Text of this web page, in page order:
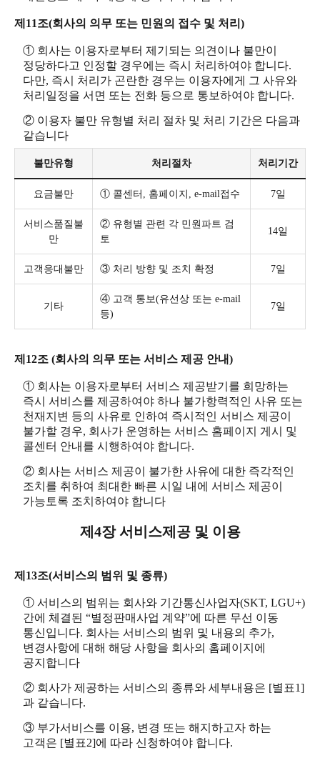
제11조(회사의 의무 또는 민원의 접수 및 처리)
① 회사는 이용자로부터 제기되는 의견이나 불만이
정당하다고 인정할 경우에는 즉시 처리하여야 합니다.
다만, 즉시 처리가 곤란한 경우는 이용자에게 그 사유와
처리일정을 서면 또는 전화 등으로 통보하여야 합니다.
② 이용자 불만 유형별 처리 절차 및 처리 기간은 다음과
같습니다
불만유형 처리절차 처리기간
요금불만 ① 콜센터, 홈페이지, e-mail접수 7일
서비스품질불
만
② 유형별 관련 각 민원파트 검
토
14일
고객응대불만 ③ 처리 방향 및 조치 확정 7일
기타
④ 고객 통보(유선상 또는 e-mail
등)
7일
제12조 (회사의 의무 또는 서비스 제공 안내)
① 회사는 이용자로부터 서비스 제공받기를 희망하는
즉시 서비스를 제공하여야 하나 불가항력적인 사유 또는
천재지변 등의 사유로 인하여 즉시적인 서비스 제공이
불가할 경우, 회사가 운영하는 서비스 홈페이지 게시 및
콜센터 안내를 시행하여야 합니다.
② 회사는 서비스 제공이 불가한 사유에 대한 즉각적인
조치를 취하여 최대한 빠른 시일 내에 서비스 제공이
가능토록 조치하여야 합니다
제4장 서비스제공 및 이용
제13조(서비스의 범위 및 종류)
① 서비스의 범위는 회사와 기간통신사업자(SKT, LGU+)
간에 체결된 “별정판매사업 계약”에 따른 무선 이동
통신입니다. 회사는 서비스의 범위 및 내용의 추가,
변경사항에 대해 해당 사항을 회사의 홈페이지에
공지합니다
② 회사가 제공하는 서비스의 종류와 세부내용은 [별표1]
과 같습니다.
③ 부가서비스를 이용, 변경 또는 해지하고자 하는
고객은 [별표2]에 따라 신청하여야 합니다.